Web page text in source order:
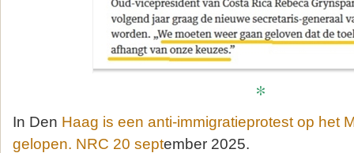
*
In Den Haag is een anti-immigratieprotest op het
gelopen. NRC 20 september 2025.